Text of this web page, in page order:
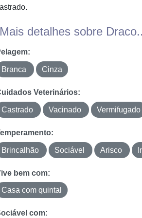
Mais detalhes sobre
Branca Cinza
Veterinários:
Castrado Vacinado Vermifugado
Brincalhão Sociável Arisco
bem com:
Casa com quintal
com: